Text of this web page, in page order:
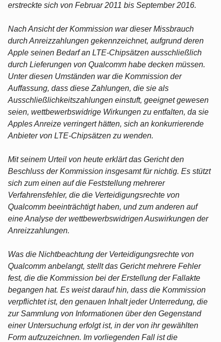
erstreckte sich von Februar 2011 bis September 2016.
Nach Ansicht der Kommission war dieser Missbrauch
durch Anreizzahlungen gekennzeichnet, aufgrund deren
Apple seinen Bedarf an LTE-Chipsätzen ausschließlich
durch Lieferungen von Qualcomm habe decken müssen.
Unter diesen Umständen war die Kommission der
Auffassung, dass diese Zahlungen, die sie als
Ausschließlichkeitszahlungen einstuft, geeignet gewesen
seien, wettbewerbswidrige Wirkungen zu entfalten, da sie
Apples Anreize verringert hätten, sich an konkurrierende
Anbieter von LTE-Chipsätzen zu wenden.
Mit seinem Urteil von heute erklärt das Gericht den
Beschluss der Kommission insgesamt für nichtig. Es stützt
sich zum einen auf die Feststellung mehrerer
Verfahrensfehler, die die Verteidigungsrechte von
Qualcomm beeinträchtigt haben, und zum anderen auf
eine Analyse der wettbewerbswidrigen Auswirkungen der
Anreizzahlungen.
Was die Nichtbeachtung der Verteidigungsrechte von
Qualcomm anbelangt, stellt das Gericht mehrere Fehler
fest, die die Kommission bei der Erstellung der Fallakte
begangen hat. Es weist darauf hin, dass die Kommission
verpflichtet ist, den genauen Inhalt jeder Unterredung, die
zur Sammlung von Informationen über den Gegenstand
einer Untersuchung erfolgt ist, in der von ihr gewählten
Form aufzuzeichnen. Im vorliegenden Fall ist die